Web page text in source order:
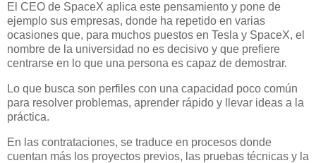
El CEO de SpaceX aplica este pensamiento y pone de
ejemplo sus empresas, donde ha repetido en varias
ocasiones que, para muchos puestos en Tesla y SpaceX, el
nombre de la universidad no es decisivo y que prefiere
centrarse en lo que una persona es capaz de demostrar.
Lo que busca son perfiles con una capacidad poco común
para resolver problemas, aprender rápido y llevar ideas a la
práctica.
En las contrataciones, se traduce en procesos donde
cuentan más los proyectos previos, las pruebas técnicas y la